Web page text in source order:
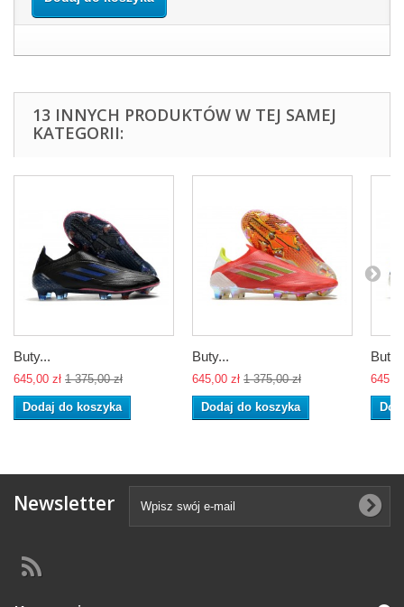
13 INNYCH PRODUKTÓW W TEJ SAMEJ
KATEGORII:
Buty...
645,00 zł 1 375,00 zł
Dodaj do koszyka
Buty...
645,00 zł 1 375,00 zł
Dodaj do koszyka
Newsletter